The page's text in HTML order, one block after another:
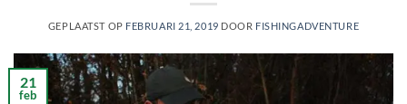
GEPLAATST OP FEBRUARI 21, 2019 DOOR FISHINGADVENTURE
21
feb